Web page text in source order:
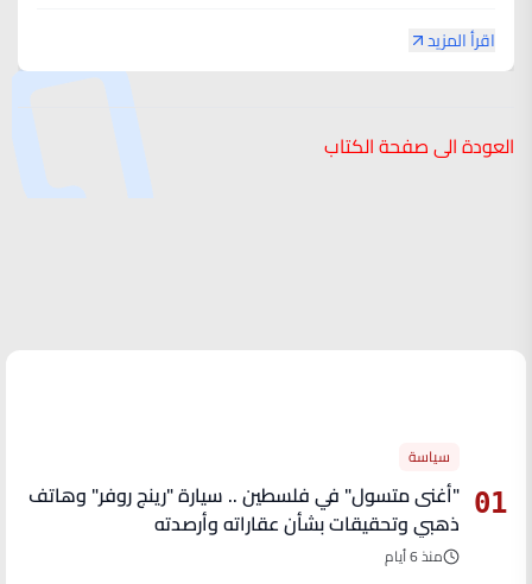
اقرأ المزيد
العودة الى صفحة الكتاب
01
سياسة
"أغنى متسول" في فلسطين .. سيارة "رينج روفر" وهاتف
ذهبي وتحقيقات بشأن عقاراته وأرصدته
منذ 6 أيام